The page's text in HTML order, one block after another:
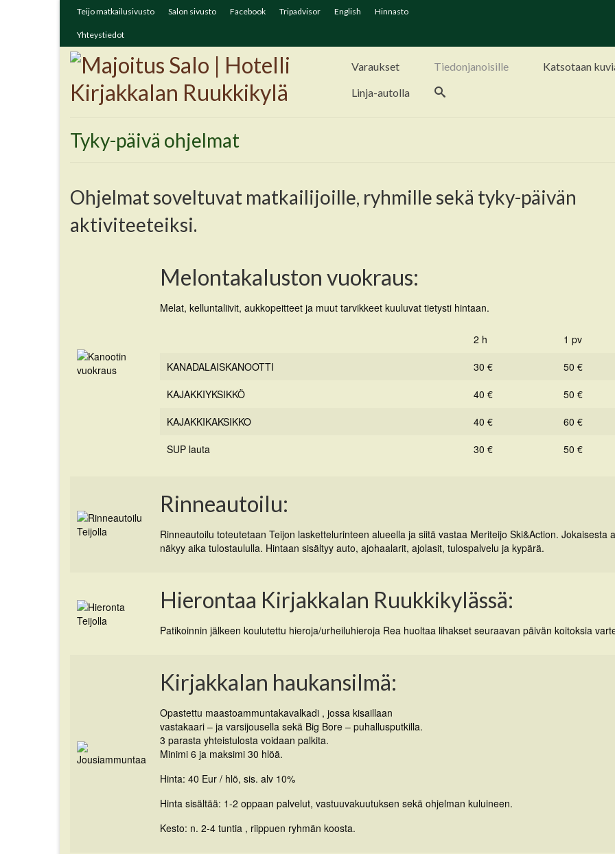
Teijo matkailusivusto Salon sivusto Facebook Tripadvisor English Hinnasto
Yhteystiedot
Varaukset Tiedonjanoisille
Katsotaan
Linja-autolla
Tyky-päivä ohjelmat
Ohjelmat soveltuvat matkailijoille, ryhmille sekä tyky-päivän
aktiviteeteiksi.
Melontakaluston vuokraus:
Melat, kelluntaliivit, aukkopeitteet ja muut tarvikkeet kuuluvat tietysti hintaan.
2 h
1 pv
KANADALAISKANOOTTI
30 €
50 €
KAJAKKIYKSIKKÖ
40 €
50 €
KAJAKKIKAKSIKKO
40 €
60 €
SUP lauta
30 € 50 €
Rinneautoilu:
Rinneautoilu toteutetaan Teijon laskettelurinteen alueella ja siitä vastaa Meriteijo Ski&Action. Jokaisesta
näkyy aika tulostaululla. Hintaan sisältyy auto, ajohaalarit, ajolasit, tulospalvelu ja kypärä.
Hierontaa Kirjakkalan Ruukkikylässä:
Patikoinnin jälkeen koulutettu hieroja/urheiluhieroja Rea huoltaa lihakset seuraavan päivän koitoksia
Kirjakkalan haukansilmä:
Opastettu maastoammuntakavalkadi , jossa kisaillaan
vastakaari – ja varsijousella sekä Big Bore – puhallusputkilla.
3 parasta yhteistulosta voidaan palkita.
Minimi 6 ja maksimi 30 hlöä.
Hinta: 40 Eur / hlö, sis. alv 10%
Hinta sisältää: 1-2 oppaan palvelut, vastuuvakuutuksen sekä ohjelman kuluineen.
Kesto: n. 2-4 tuntia , riippuen ryhmän koosta.